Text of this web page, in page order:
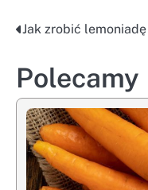
Nawigacja
wpisu
Jak zrobić
Polecamy